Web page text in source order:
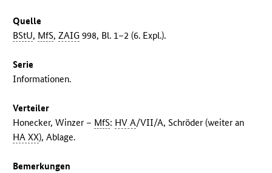
Quelle
BStU, MfS,ZAIG 998, Bl. 1–2 (6. Expl.).
Serie
Informationen.
Verteiler
Honecker, Winzer – MfS: HV A/VII/A, Schröder (weiter an
HA XX), Ablage.
Bemerkungen